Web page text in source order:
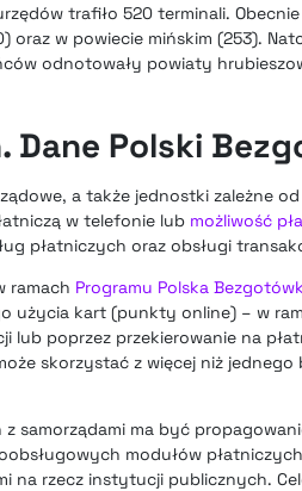
trafiło 520 terminali.
w powiecie mińskim (253).
odnotowały powiaty
Dane Polski
a także jednostki zależne
w telefonie lub możliwość
płatniczych oraz obsługi
ramach Programu Polska
użycia kart (punkty online) – w
poprzez przekierowanie na
skorzystać z więcej niż jednego
samorządami ma być
modułów
rzecz instytucji publicznych.